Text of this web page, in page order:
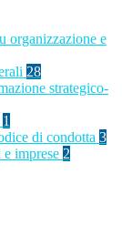
organizzazione e
28
strategico-
1
di condotta 3
imprese 2